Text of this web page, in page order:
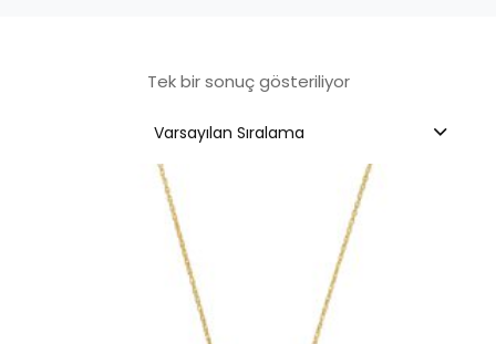
Tek bir sonuç gösteriliyor
Varsayılan Sıralama